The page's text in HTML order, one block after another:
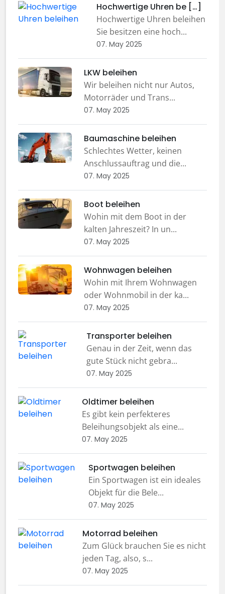
Hochwertige Uhren be […]
Hochwertige Uhren beleihen
Sie besitzen eine hoch...
07. May 2025
LKW beleihen
Wir beleihen nicht nur Autos,
Motorräder und Trans...
07. May 2025
Baumaschine beleihen
Schlechtes Wetter, keinen
Anschlussauftrag und die...
07. May 2025
Boot beleihen
Wohin mit dem Boot in der
kalten Jahreszeit? In un...
07. May 2025
Wohnwagen beleihen
Wohin mit Ihrem Wohnwagen
oder Wohnmobil in der ka...
07. May 2025
Transporter beleihen
Genau in der Zeit, wenn das
gute Stück nicht gebra...
07. May 2025
Oldtimer beleihen
Es gibt kein perfekteres
Beleihungsobjekt als eine...
07. May 2025
Sportwagen beleihen
Ein Sportwagen ist ein ideales
Objekt für die Bele...
07. May 2025
Motorrad beleihen
Zum Glück brauchen Sie es nicht
jeden Tag, also, s...
07. May 2025